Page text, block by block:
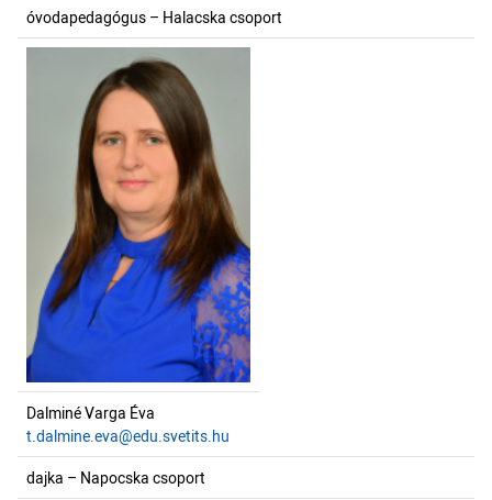
óvodapedagógus – Halacska csoport
Dalminé Varga Éva
t.dalmine.eva@edu.svetits.hu
dajka – Napocska csoport